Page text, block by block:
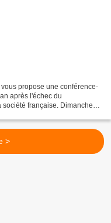
propose une conférence-
après l'échec du
française. Dimanche
>